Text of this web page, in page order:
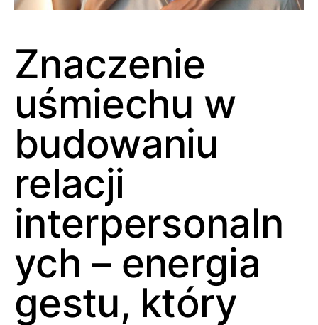
Znaczenie
uśmiechu w
budowaniu
relacji
interpersonaln
ych – energia
gestu, który